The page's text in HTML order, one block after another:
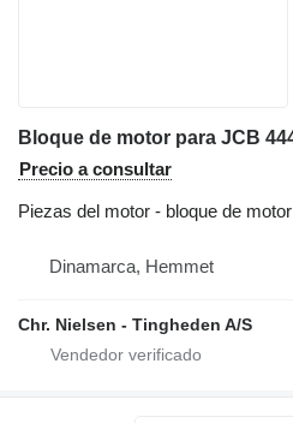
Precio a consultar
Piezas del motor - bloque de motor
Dinamarca, Hemmet
Chr. Nielsen - Tingheden A/S